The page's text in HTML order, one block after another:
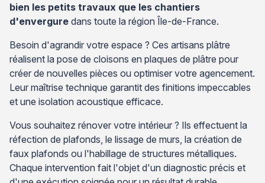
bien les petits travaux que les chantiers
d'envergure dans toute la région Île-de-France.
Besoin d'agrandir votre espace ? Ces artisans plâtre
réalisent la pose de cloisons en plaques de plâtre pour
créer de nouvelles pièces ou optimiser votre agencement.
Leur maîtrise technique garantit des finitions impeccables
et une isolation acoustique efficace.
Vous souhaitez rénover votre intérieur ? Ils effectuent la
réfection de plafonds, le lissage de murs, la création de
faux plafonds ou l'habillage de structures métalliques.
Chaque intervention fait l'objet d'un diagnostic précis et